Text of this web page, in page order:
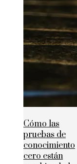
Cómo las
pruebas de
conocimiento
cero están